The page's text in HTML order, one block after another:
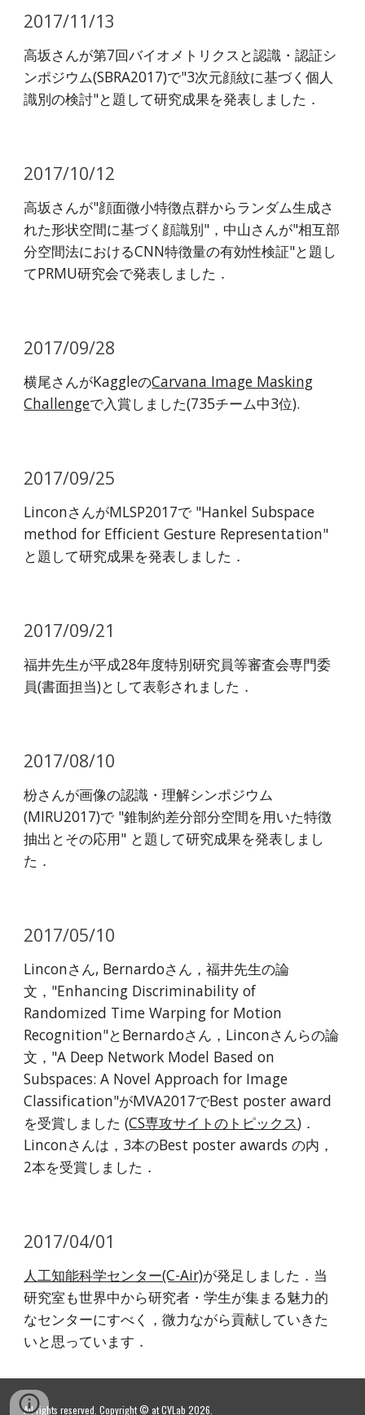
2017/11/13
高坂さんが第7回バイオメトリクスと認識・認証シ
ンポジウム(SBRA2017)で"3次元顔紋に基づく個人
識別の検討"と題して研究成果を発表しました．
2017/10/12
高坂さんが"顔面微小特徴点群からランダム生成さ
れた形状空間に基づく顔識別"，中山さんが"相互部
分空間法におけるCNN特徴量の有効性検証"と題し
てPRMU研究会で発表しました．
2017/09/28
横尾さんがKaggleのCarvana Image Masking
Challengeで入賞しました(735チーム中3位).
2017/09/25
LinconさんがMLSP2017で "Hankel Subspace
method for Efficient Gesture Representation"
と題して研究成果を発表しました．
2017/09/21
福井先生が平成28年度特別研究員等審査会専門委
員(書面担当)として表彰されました．
2017/08/10
枌さんが画像の認識・理解シンポジウム
(MIRU2017)で "錐制約差分部分空間を用いた特徴
抽出とその応用" と題して研究成果を発表しまし
た．
2017/05/10
Linconさん, Bernardoさん，福井先生の論
文，"Enhancing Discriminability of
Randomized Time Warping for Motion
Recognition"とBernardoさん，Linconさんらの論
文，"A Deep Network Model Based on
Subspaces: A Novel Approach for Image
Classification"がMVA2017でBest poster award
を受賞しました (CS専攻サイトのトピックス)．
Linconさんは，3本のBest poster awards の内，
2本を受賞しました．
2017/04/01
人工知能科学センター(C-Air)が発足しました．当
研究室も世界中から研究者・学生が集まる魅力的
なセンターにすべく，微力ながら貢献していきた
いと思っています．
All rights reserved. Copyright © at CVLab 2026.